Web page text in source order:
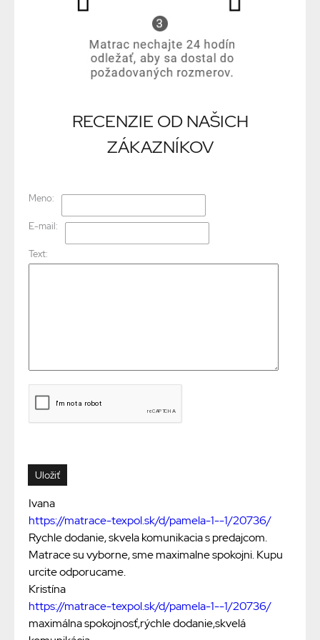
RECENZIE OD NAŠICH
ZÁKAZNÍKOV
Meno:
E-mail:
Text:
Ivana
https://matrace-texpol.sk/d/pamela-1--1/20736/
Rychle dodanie, skvela komunikacia s predajcom.
Matrace su vyborne, sme maximalne spokojni. Kupu
urcite odporucame.
Kristína
https://matrace-texpol.sk/d/pamela-1--1/20736/
maximálna spokojnosť,rýchle dodanie,skvelá